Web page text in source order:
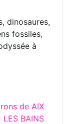
dinosaures,
fossiles,
à
de AIX
LES BAINS